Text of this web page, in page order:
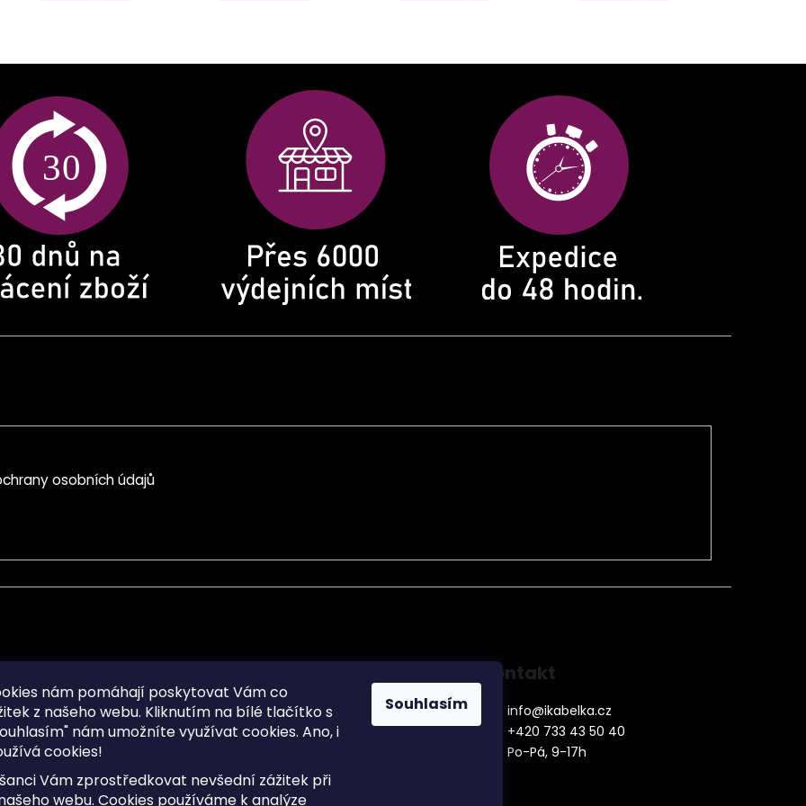
nám pomáhají poskytovat Vám co
z našeho webu. Kliknutím na bílé tlačítko s
nám umožníte využívat cookies. Ano, i
cookies!
Vám zprostředkovat nevšední zážitek při
webu. Cookies používáme k analýze
Souhlasím
osobních údajů
osobních údajů
dotazy
cookies
Sitemap
Doprava a Platba
Postup vrácení zboží ve 30 denní
lhůtě
Kontakt
info@ikabelka.cz
+420 733 43 50 40
Po-Pá, 9-17h